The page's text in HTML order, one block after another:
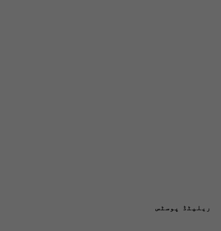
ریلیٹڈ پوسٹس